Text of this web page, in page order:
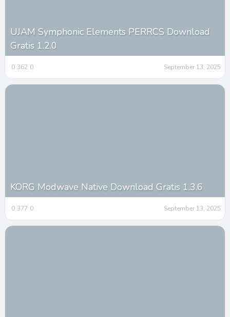
UJAM Symphonic Elements PERRCS Download
Gratis 1.2.0
0 362 0 September 13, 2025
KORG Modwave Native Download Gratis 1.3.6
0 377 0 September 13, 2025